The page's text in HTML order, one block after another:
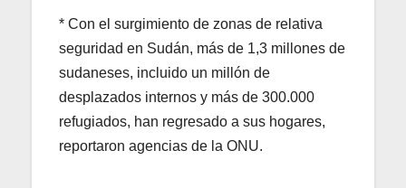
* Con el surgimiento de zonas de relativa
seguridad en Sudán, más de 1,3 millones de
sudaneses, incluido un millón de
desplazados internos y más de 300.000
refugiados, han regresado a sus hogares,
reportaron agencias de la ONU.